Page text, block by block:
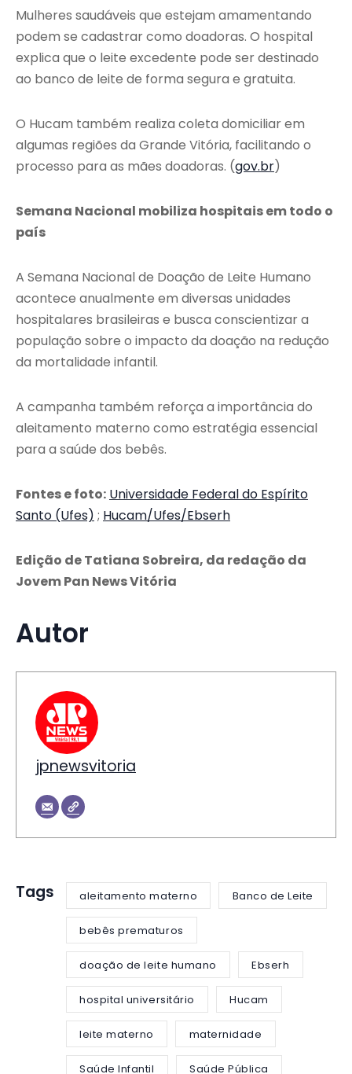
Mulheres saudáveis que estejam amamentando
podem se cadastrar como doadoras. O hospital
explica que o leite excedente pode ser destinado
ao banco de leite de forma segura e gratuita.
O Hucam também realiza coleta domiciliar em
algumas regiões da Grande Vitória, facilitando o
processo para as mães doadoras. (gov.br)
Semana Nacional mobiliza hospitais em todo o
país
A Semana Nacional de Doação de Leite Humano
acontece anualmente em diversas unidades
hospitalares brasileiras e busca conscientizar a
população sobre o impacto da doação na redução
da mortalidade infantil.
A campanha também reforça a importância do
aleitamento materno como estratégia essencial
para a saúde dos bebês.
Fontes e foto: Universidade Federal do Espírito
Santo (Ufes) ; Hucam/Ufes/Ebserh
Edição de Tatiana Sobreira, da redação da
Jovem Pan News Vitória
Autor
jpnewsvitoria
Tags aleitamento materno Banco de Leite
bebês prematuros
doação de leite humano Ebserh
hospital universitário Hucam
leite materno maternidade
Saúde Infantil Saúde Pública